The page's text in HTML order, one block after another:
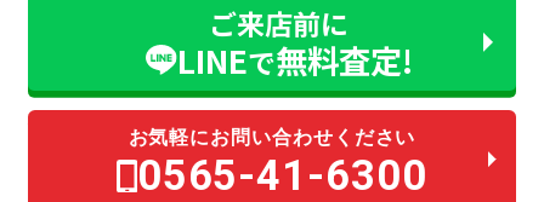
ご来店前に
LINEで無料査定!
お気軽にお問い合わせください
0565-41-6300